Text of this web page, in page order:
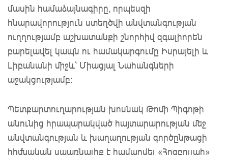
մասին համաձայնագիրը, որպեսզի
հնարավորություն ստեղծվի անվտանգության
ուղղությամբ աշխատանքի շնորհիվ զգալիորեն
բարելավել կապն ու համակարգումը Իսրայելի և
Լիբանանի միջև՝ Միացյալ Նահանգների
աջակցությամբ։
Պետքարտուղարության խոսնակ Թոմի Պիգոթի
անունից հրապարակված հայտարարության մեջ
անվտանգության և խաղաղության գործընթացի
հիմնական սպառնալիք է համարվել «Հըզբոլլահ»